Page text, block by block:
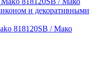
и декоративными
818120SB / Мако